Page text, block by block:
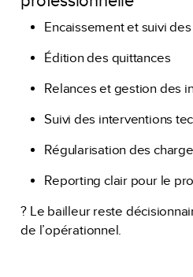
Encaissement et suivi
Édition des quittances
Relances et gestion des
Suivi des interventions
Régularisation des
Reporting clair pour le
? Le bailleur reste
de l’opérationnel.